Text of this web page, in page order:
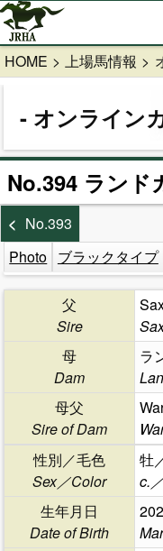
HOME 上場馬情報
オンライン
No.394 ランド
No.393
Photo ブラックタイプ
父
Sire
母
Dam
ラ
母父
Sire of Dam
性別／毛色
Sex／Color
牡
c.
生年月日
Date of Birth